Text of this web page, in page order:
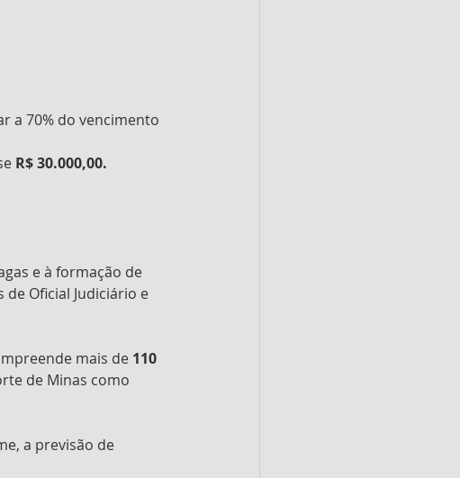
a 70% do vencimento
R$ 30.000,00.
e à formação de
de Oficial Judiciário e
mais de 110
de Minas como
a previsão de